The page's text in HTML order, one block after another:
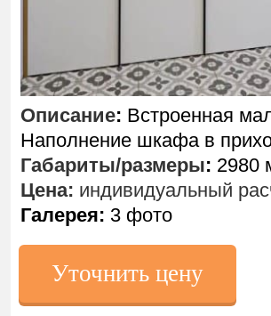
Уточнить цену
Описание: Встроенная
Наполнение шкафа в
Габариты/размеры: 2980
Цена: индивидуальный
Галерея: 3 фото